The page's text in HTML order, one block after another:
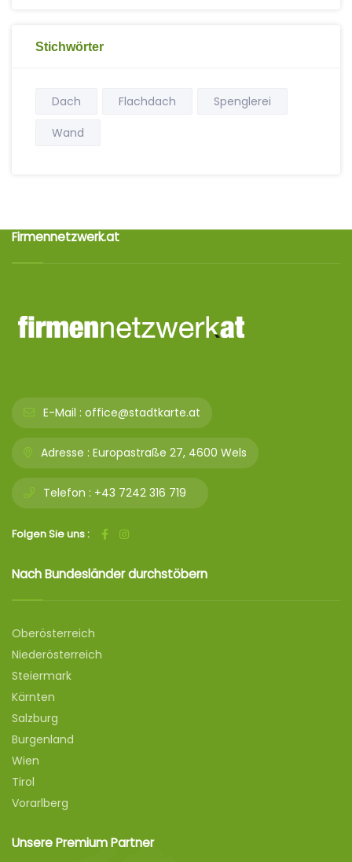
Stichwörter
Dach Flachdach
Spenglerei
Wand
Firmennetzwerk.at
E-Mail : office@stadtkarte.at
Adresse : Europastraße 27, 4600 Wels
Telefon : +43 7242 316 719
Folgen Sie uns :
Nach Bundesländer durchstöbern
Oberösterreich
Niederösterreich
Steiermark
Kärnten
Salzburg
Burgenland
Wien
Tirol
Vorarlberg
Unsere Premium Partner